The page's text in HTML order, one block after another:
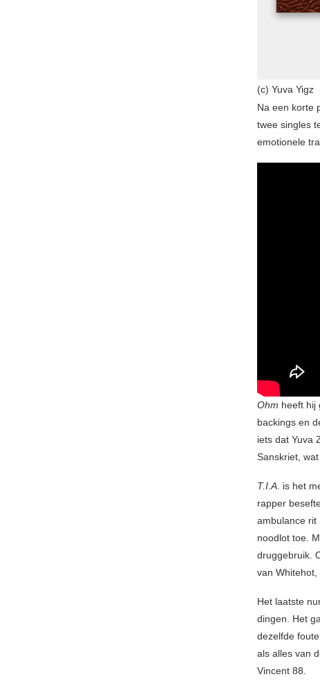
(c) Yuva Yigz
Na een korte
twee singles
emotionele
Ohm heeft hij
backings en
iets dat Yuva
Sanskriet,
T.I.A . is het
rapper
ambulance rit
noodlot toe.
druggebruik.
van Whitehot,
Het laatste
dingen. Het
dezelfde
als alles van
Vincent 88.